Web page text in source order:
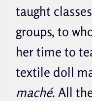
taught
groups, to
her time to
textile doll
maché. All